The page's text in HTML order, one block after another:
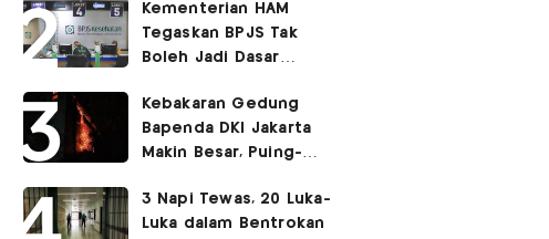
Kementerian HAM
Tegaskan BPJS Tak
Boleh Jadi Dasar
Layanan Kesehatan
Kebakaran Gedung
Bapenda DKI Jakarta
Makin Besar, Puing-
3 Napi Tewas, 20 Luka-
Luka dalam Bentrokan